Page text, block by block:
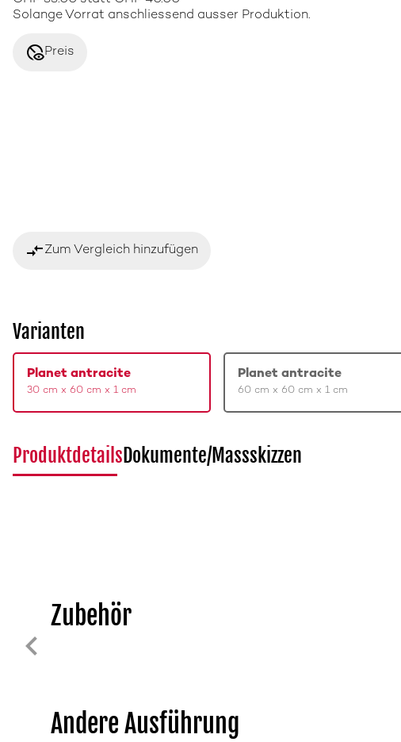
Solange Vorrat anschliessend ausser Produktion.
disabled_visiblePreis
compare_arrowsZum Vergleich hinzufügen
Varianten
Planet antracite
30 cm x 60 cm x 1 cm
Planet antracite
60 cm x 60 cm x 1 cm
ProduktdetailsDokumente/Massskizzen
Zubehör
Andere Ausführung